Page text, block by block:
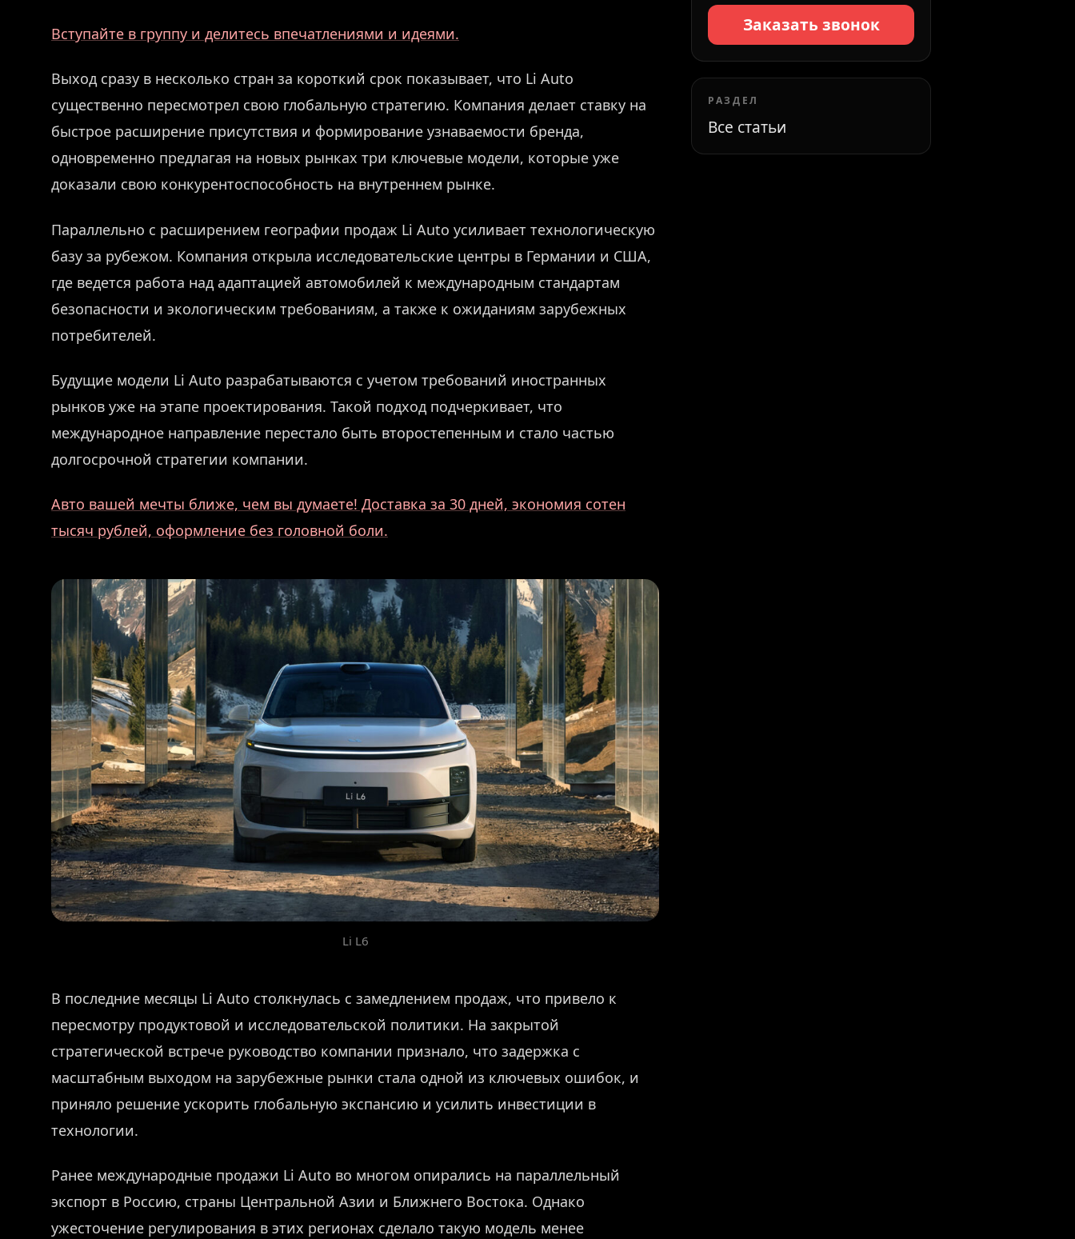
Вступайте в группу и делитесь впечатлениями и идеями.
Выход сразу в несколько стран за короткий срок показывает, что Li Auto
существенно пересмотрел свою глобальную стратегию. Компания делает ставку на
быстрое расширение присутствия и формирование узнаваемости бренда,
одновременно предлагая на новых рынках три ключевые модели, которые уже
доказали свою конкурентоспособность на внутреннем рынке.
Параллельно с расширением географии продаж Li Auto усиливает технологическую
базу за рубежом. Компания открыла исследовательские центры в Германии и США,
где ведется работа над адаптацией автомобилей к международным стандартам
безопасности и экологическим требованиям, а также к ожиданиям зарубежных
потребителей.
Будущие модели Li Auto разрабатываются с учетом требований иностранных
рынков уже на этапе проектирования. Такой подход подчеркивает, что
международное направление перестало быть второстепенным и стало частью
долгосрочной стратегии компании.
Авто вашей мечты ближе, чем вы думаете! Доставка за 30 дней, экономия сотен
тысяч рублей, оформление без головной боли.
Li L6
В последние месяцы Li Auto столкнулась с замедлением продаж, что привело к
пересмотру продуктовой и исследовательской политики. На закрытой
стратегической встрече руководство компании признало, что задержка с
масштабным выходом на зарубежные рынки стала одной из ключевых ошибок, и
приняло решение ускорить глобальную экспансию и усилить инвестиции в
технологии.
Ранее международные продажи Li Auto во многом опирались на параллельный
экспорт в Россию, страны Центральной Азии и Ближнего Востока. Однако
ужесточение регулирования в этих регионах сделало такую модель менее
Заказать звонок
РАЗДЕЛ
Все статьи